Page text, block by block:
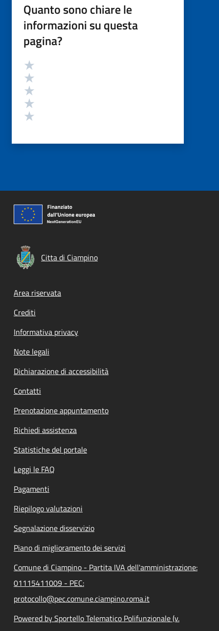
Quanto sono chiare le
informazioni su questa
pagina?
Valutazione
Citta di Ciampino
Footer menu
Area riservata
Crediti
Informativa privacy
Note legali
Dichiarazione di accessibilità
Contatti
Prenotazione appuntamento
Richiedi assistenza
Statistiche del portale
Leggi le FAQ
Pagamenti
Riepilogo valutazioni
Segnalazione disservizio
Piano di miglioramento dei servizi
Comune di Ciampino - Partita IVA dell'amministrazione:
01115411009 - PEC:
protocollo@pec.comune.ciampino.roma.it
Powered by Sportello Telematico Polifunzionale (v.